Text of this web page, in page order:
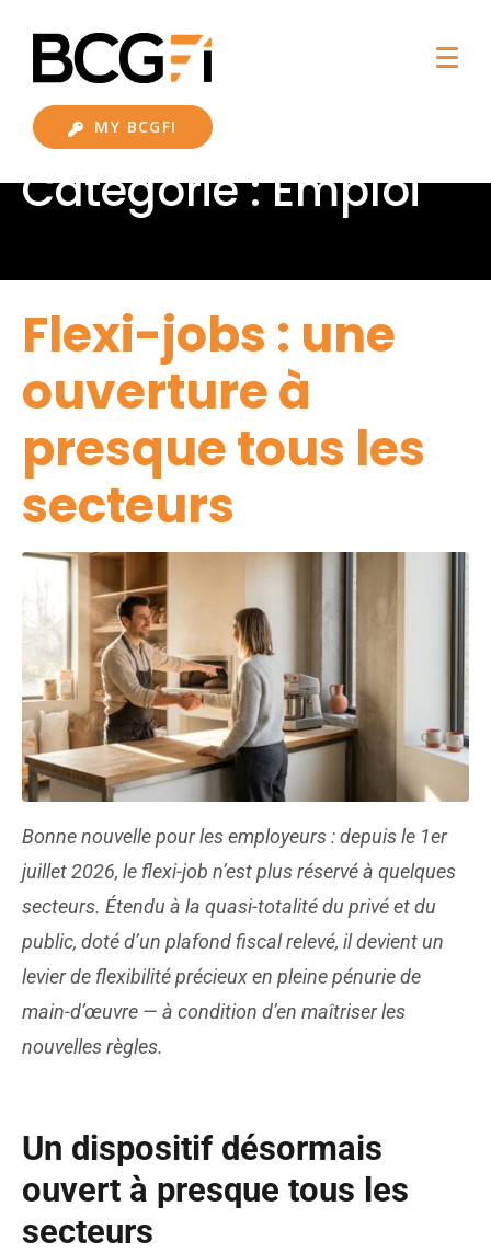
MY BCGFI
Catégorie :Emploi
Flexi-jobs : une
ouverture à
presque tous les
secteurs
Bonne nouvelle pour les employeurs : depuis le 1er
juillet 2026, le flexi-job n’est plus réservé à quelques
secteurs. Étendu à la quasi-totalité du privé et du
public, doté d’un plafond fiscal relevé, il devient un
levier de flexibilité précieux en pleine pénurie de
main-d’œuvre — à condition d’en maîtriser les
nouvelles règles.
Un dispositif désormais
ouvert à presque tous les
secteurs